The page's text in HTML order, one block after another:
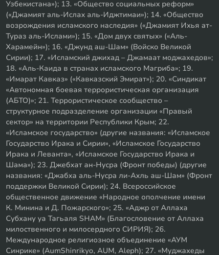
Узбекистана»); 13. «Общество социальных реформ»
(«Джамият аль-Ислах аль-Иджтимаи»); 14. «Общество
возрождения исламского наследия» («Джамият Ихья ат-
Тураз аль-Ислами»); 15. «Дом двух святых» («Аль-
Харамейн»); 16. «Джунд аш-Шам» (Войско Великой
Сирии); 17. «Исламский джихад – Джамаат моджахедов»;
18. «Аль-Каида в странах исламского Магриба»; 19.
«Имарат Кавказ» («Кавказский Эмират»); 20. «Синдикат
«Автономная боевая террористическая организация
(АБТО)»; 21. Террористическое сообщество –
структурное подразделение организации «Правый
сектор» на территории Республики Крым; 22.
«Исламское государство» (другие названия: «Исламское
Государство Ирака и Сирии», «Исламское Государство
Ирака и Леванта», «Исламское Государство Ирака и
Шама»); 23. Джебхат ан-Нусра (Фронт победы) (другие
названия: «Джабха аль-Нусра ли-Ахль аш-Шам» (Фронт
поддержки Великой Сирии); 24. Всероссийское
общественное движение «Народное ополчение имени
К. Минина и Д. Пожарского»; 25. «Аджр от Аллаха
Субхану уа Тагьаля SHAM» (Благословение от Аллаха
милоственного и милосердного СИРИЯ); 26.
Международное религиозное объединение «АУМ
Синрике» (AumShinrikyo, AUM, Aleph); 27. «Муджахеды